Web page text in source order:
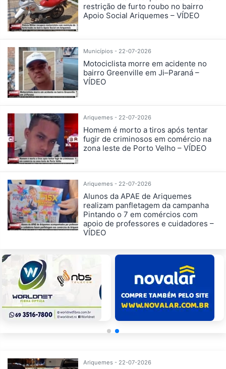
restrição de furto roubo no bairro
Apoio Social Ariquemes – VÍDEO
Municípios - 22-07-2026
Motociclista morre em acidente no
bairro Greenville em Ji–Paraná –
VÍDEO
Ariquemes - 22-07-2026
Homem é morto a tiros após tentar
fugir de criminosos em comércio na
zona leste de Porto Velho – VÍDEO
Ariquemes - 22-07-2026
Alunos da APAE de Ariquemes
realizam panfletagem da campanha
Pintando o 7 em comércios com
apoio de professores e cuidadores –
VÍDEO
Ariquemes - 22-07-2026